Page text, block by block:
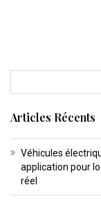
Articles Récents
Véhicules
application pour
réel